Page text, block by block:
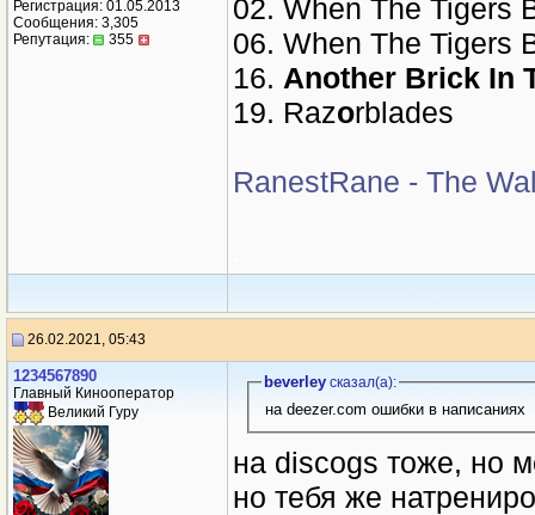
Регистрация: 01.05.2013
Сообщения: 3,305
Репутация:
355
02. When The Tigers
06. When The Tigers
16. Another Brick In
19. Razorblades
RanestRane - The
26.02.2021, 05:43
1234567890
Главный Кинооператор
Великий Гуру
beverleyсказал(a):
на deezer.com ошибки в написаниях
на discogs тоже, но
но тебя же